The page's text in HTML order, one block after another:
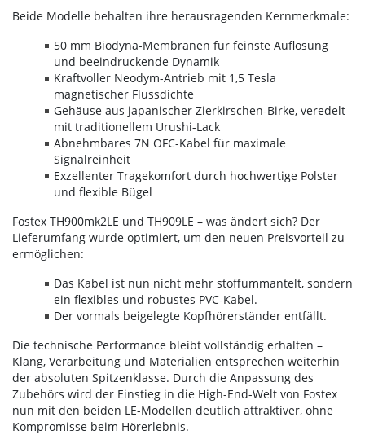
Beide Modelle behalten ihre herausragenden Kernmerkmale:
50 mm Biodyna-Membranen für feinste Auflösung
und beeindruckende Dynamik
Kraftvoller Neodym-Antrieb mit 1,5 Tesla
magnetischer Flussdichte
Gehäuse aus japanischer Zierkirschen-Birke, veredelt
mit traditionellem Urushi-Lack
Abnehmbares 7N OFC-Kabel für maximale
Signalreinheit
Exzellenter Tragekomfort durch hochwertige Polster
und flexible Bügel
Fostex TH900mk2LE und TH909LE – was ändert sich? Der
Lieferumfang wurde optimiert, um den neuen Preisvorteil zu
ermöglichen:
Das Kabel ist nun nicht mehr stoffummantelt, sondern
ein flexibles und robustes PVC-Kabel.
Der vormals beigelegte Kopfhörerständer entfällt.
Die technische Performance bleibt vollständig erhalten –
Klang, Verarbeitung und Materialien entsprechen weiterhin
der absoluten Spitzenklasse. Durch die Anpassung des
Zubehörs wird der Einstieg in die High-End-Welt von Fostex
nun mit den beiden LE-Modellen deutlich attraktiver, ohne
Kompromisse beim Hörerlebnis.